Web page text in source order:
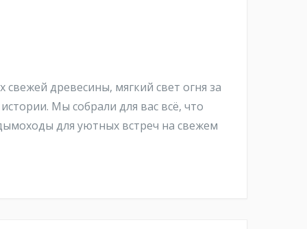
древесины, мягкий свет огня за
Мы собрали для вас всё, что
для уютных встреч на свежем